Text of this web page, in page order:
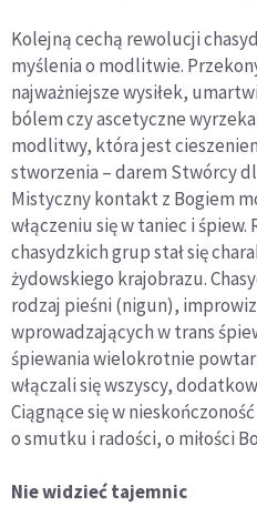
Kolejną cechą rewolucji
myślenia o modlitwie.
najważniejsze wysiłek,
bólem czy ascetyczne
modlitwy, która jest
stworzenia – darem Stwórcy
Mistyczny kontakt z Bogiem
włączeniu się w taniec i
chasydzkich grup stał się
żydowskiego krajobrazu.
rodzaj pieśni (nigun),
wprowadzających w trans
śpiewania wielokrotnie
włączali się wszyscy,
Ciągnące się w
o smutku i radości, o miłości
Nie widzieć tajemnic